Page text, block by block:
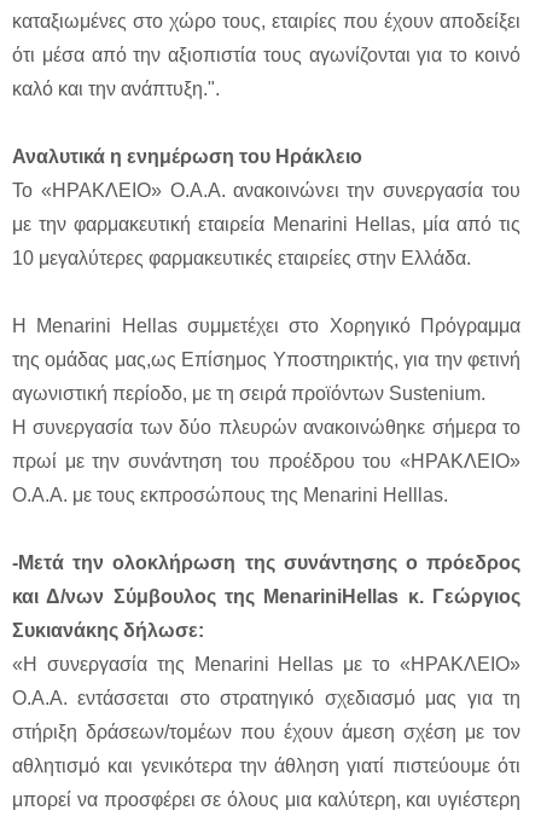
καταξιωμένες στο χώρο τους, εταιρίες που έχουν αποδείξει
ότι μέσα από την αξιοπιστία τους αγωνίζονται για το κοινό
καλό και την ανάπτυξη.".
Αναλυτικά η ενημέρωση του Ηράκλειο
Το «ΗΡΑΚΛΕΙΟ» Ο.Α.Α. ανακοινώνει την συνεργασία του
με την φαρμακευτική εταιρεία Menarini Hellas, μία από τις
10 μεγαλύτερες φαρμακευτικές εταιρείες στην Ελλάδα.
Η Menarini Hellas συμμετέχει στο Χορηγικό Πρόγραμμα
της ομάδας μας,ως Επίσημος Υποστηρικτής, για την φετινή
αγωνιστική περίοδο, με τη σειρά προϊόντων Sustenium.
Η συνεργασία των δύο πλευρών ανακοινώθηκε σήμερα το
πρωί με την συνάντηση του προέδρου του «ΗΡΑΚΛΕΙΟ»
Ο.Α.Α. με τους εκπροσώπους της Menarini Helllas.
-Μετά την ολοκλήρωση της συνάντησης ο πρόεδρος
και Δ/νων Σύμβουλος της MenariniHellas κ. Γεώργιος
Συκιανάκης δήλωσε:
«H συνεργασία της Menarini Hellas με το «ΗΡΑΚΛΕΙΟ»
Ο.Α.Α. εντάσσεται στο στρατηγικό σχεδιασμό μας για τη
στήριξη δράσεων/τομέων που έχουν άμεση σχέση με τον
αθλητισμό και γενικότερα την άθληση γιατί πιστεύουμε ότι
μπορεί να προσφέρει σε όλους μια καλύτερη, και υγιέστερη